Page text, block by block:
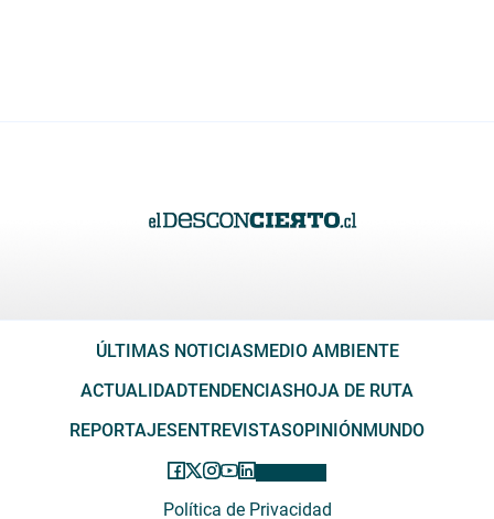
ÚLTIMAS NOTICIASMEDIO AMBIENTE
ACTUALIDADTENDENCIASHOJA DE RUTA
REPORTAJESENTREVISTASOPINIÓNMUNDO
Política de Privacidad